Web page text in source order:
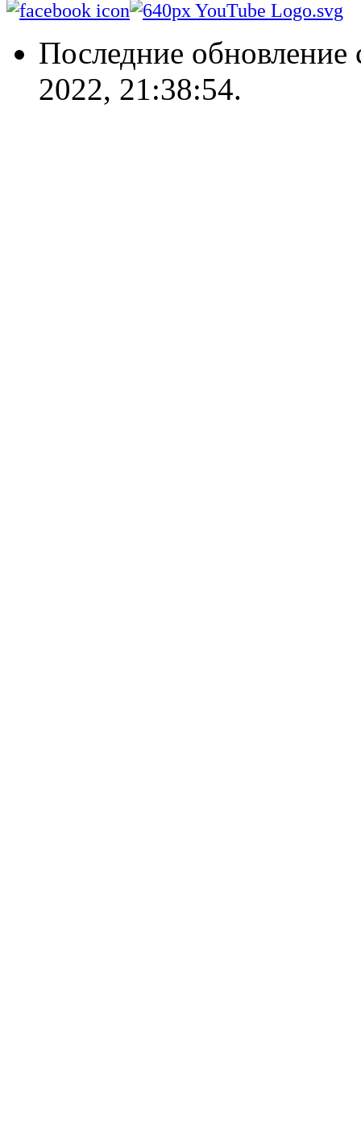
Последние обновление
2022, 21:38:54.